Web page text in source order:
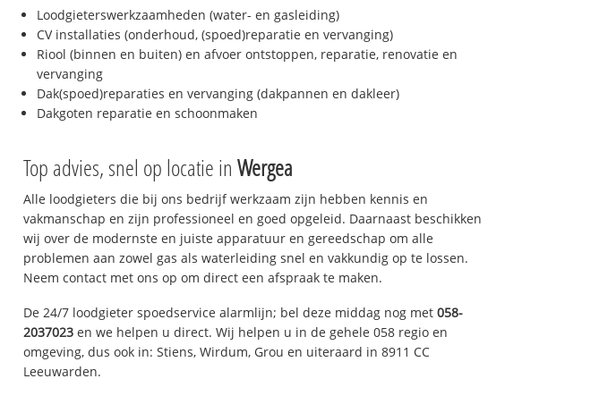
Loodgieterswerkzaamheden (water- en gasleiding)
CV installaties (onderhoud, (spoed)reparatie en vervanging)
Riool (binnen en buiten) en afvoer ontstoppen, reparatie, renovatie en
vervanging
Dak(spoed)reparaties en vervanging (dakpannen en dakleer)
Dakgoten reparatie en schoonmaken
Top advies, snel op locatie in Wergea
Alle loodgieters die bij ons bedrijf werkzaam zijn hebben kennis en
vakmanschap en zijn professioneel en goed opgeleid. Daarnaast beschikken
wij over de modernste en juiste apparatuur en gereedschap om alle
problemen aan zowel gas als waterleiding snel en vakkundig op te lossen.
Neem contact met ons op om direct een afspraak te maken.
De 24/7 loodgieter spoedservice alarmlijn; bel deze middag nog met 058-
2037023 en we helpen u direct. Wij helpen u in de gehele 058 regio en
omgeving, dus ook in: Stiens, Wirdum, Grou en uiteraard in 8911 CC
Leeuwarden.